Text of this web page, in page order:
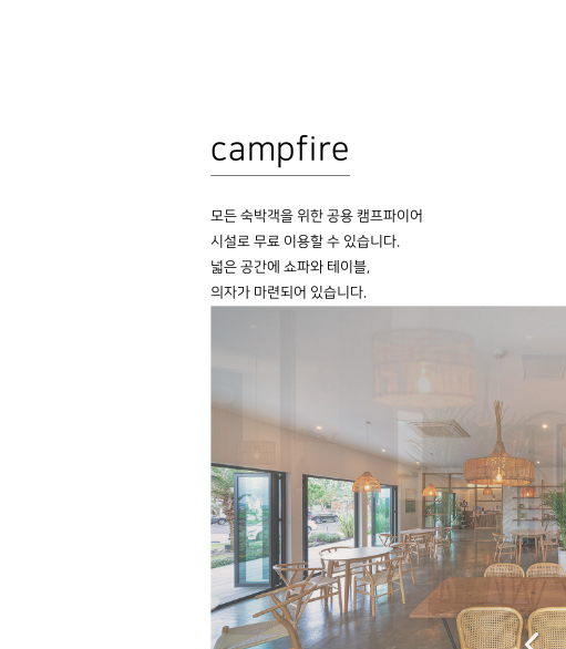
campfire
모든 숙박객을 위한 공용 캠프파이어
시설로 무료 이용할 수 있습니다.
넓은 공간에 쇼파와 테이블,
의자가 마련되어 있습니다.